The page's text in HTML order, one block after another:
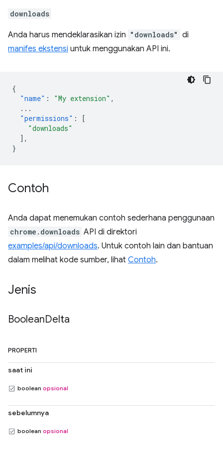
downloads
Anda harus mendeklarasikan izin "downloads" di
manifes ekstensi untuk menggunakan API ini.
{
"name" : "My extension" ,
...
"permissions" :
[
"downloads"
],
}
Contoh
Anda dapat menemukan contoh sederhana penggunaan
chrome.downloads API di direktori
examples/api/downloads. Untuk contoh lain dan bantuan
dalam melihat kode sumber, lihat Contoh.
Jenis
BooleanDelta
PROPERTI
saat ini
boolean opsional
sebelumnya
boolean opsional